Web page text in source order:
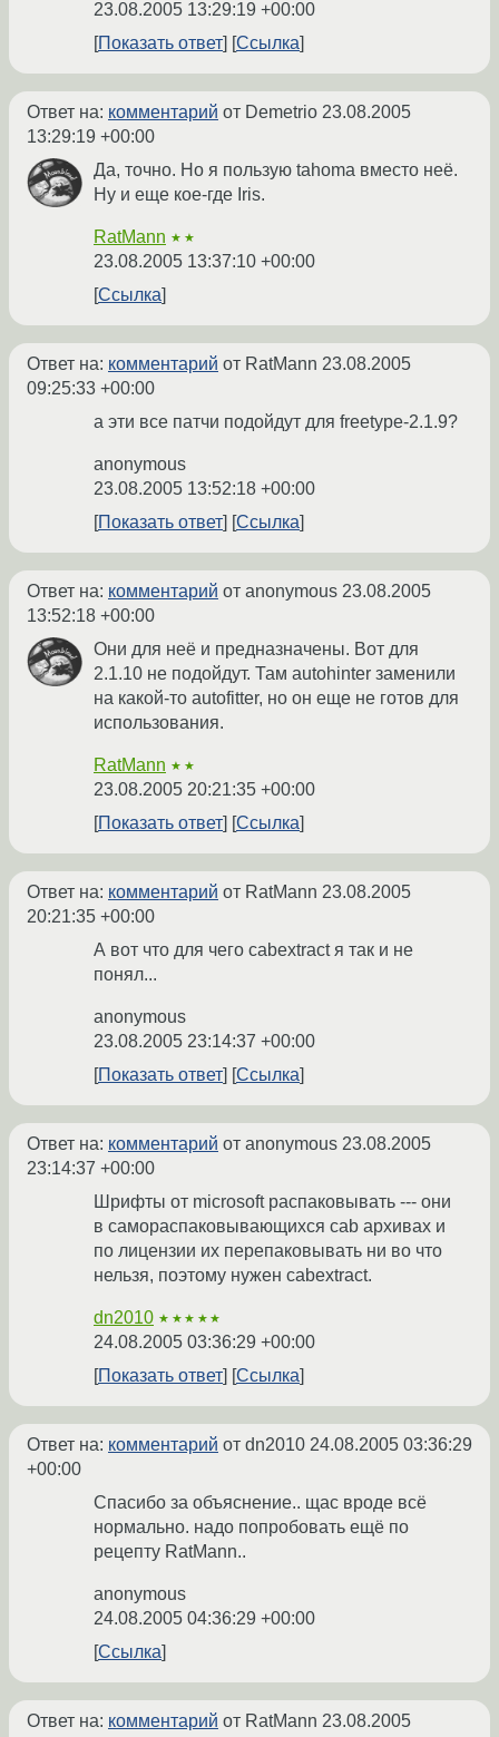
23.08.2005 13:29:19 +00:00
Показать ответ
Ссылка
Ответ на: комментарий от Demetrio 23.08.2005
13:29:19 +00:00
Да, точно. Но я пользую tahoma вместо неё.
Ну и еще кое-где Iris.
RatMann ★★
23.08.2005 13:37:10 +00:00
Ссылка
Ответ на: комментарий от RatMann 23.08.2005
09:25:33 +00:00
а эти все патчи подойдут для freetype-2.1.9?
anonymous
23.08.2005 13:52:18 +00:00
Показать ответ
Ссылка
Ответ на: комментарий от anonymous 23.08.2005
13:52:18 +00:00
Они для неё и предназначены. Вот для
2.1.10 не подойдут. Там autohinter заменили
на какой-то autofitter, но он еще не готов для
использования.
RatMann ★★
23.08.2005 20:21:35 +00:00
Показать ответ
Ссылка
Ответ на: комментарий от RatMann 23.08.2005
20:21:35 +00:00
А вот что для чего cabextract я так и не
понял...
anonymous
23.08.2005 23:14:37 +00:00
Показать ответ
Ссылка
Ответ на: комментарий от anonymous 23.08.2005
23:14:37 +00:00
Шрифты от microsoft распаковывать --- они
в самораспаковывающихся cab архивах и
по лицензии их перепаковывать ни во что
нельзя, поэтому нужен cabextract.
dn2010 ★★★★★
24.08.2005 03:36:29 +00:00
Показать ответ
Ссылка
Ответ на: комментарий от dn2010 24.08.2005 03:36:29
+00:00
Спасибо за объяснение.. щас вроде всё
нормально. надо попробовать ещё по
рецепту RatMann..
anonymous
24.08.2005 04:36:29 +00:00
Ссылка
Ответ на: комментарий от RatMann 23.08.2005